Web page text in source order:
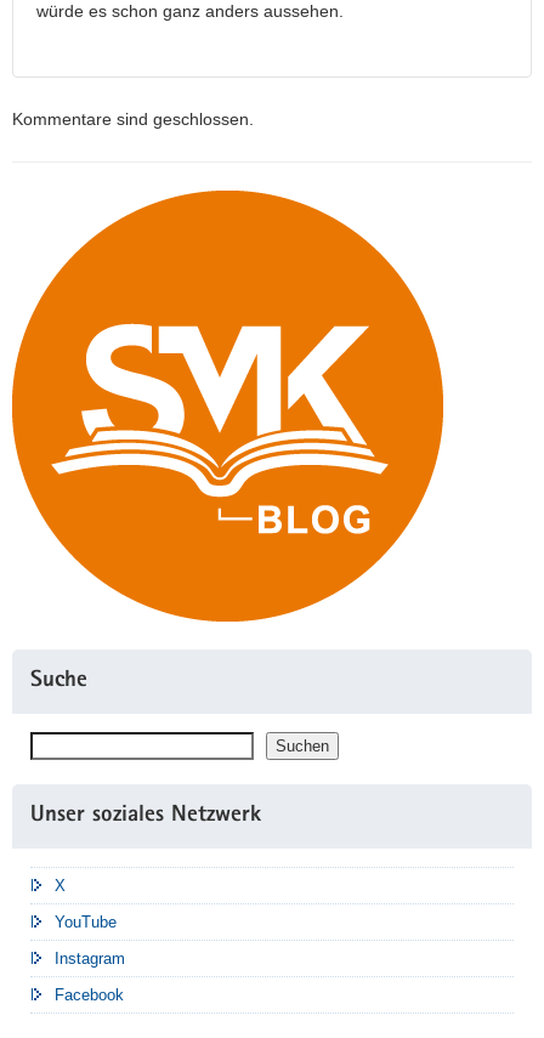
würde es schon ganz anders aussehen.
Kommentare sind geschlossen.
Suche
Suchen
Unser soziales Netzwerk
X
YouTube
Instagram
Facebook